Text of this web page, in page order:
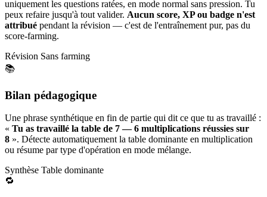
uniquement les questions ratées, en mode normal sans pression. Tu
peux refaire jusqu'à tout valider. Aucun score, XP ou badge n'est
attribué pendant la révision — c'est de l'entraînement pur, pas du
score-farming.
Révision Sans farming
📚
Bilan pédagogique
Une phrase synthétique en fin de partie qui dit ce que tu as travaillé :
« Tu as travaillé la table de 7 — 6 multiplications réussies sur
8 ». Détecte automatiquement la table dominante en multiplication
ou résume par type d'opération en mode mélange.
Synthèse Table dominante
🔁